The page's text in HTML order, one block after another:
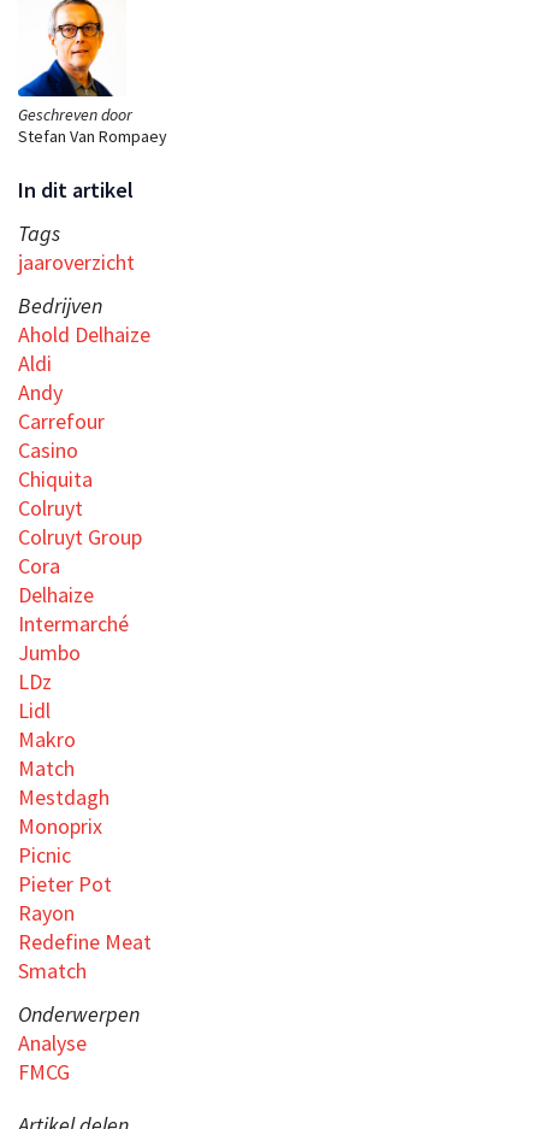
Geschreven door
Stefan Van Rompaey
In dit artikel
Tags
jaaroverzicht
Bedrijven
Ahold Delhaize
Aldi
Andy
Carrefour
Casino
Chiquita
Colruyt
Colruyt Group
Cora
Delhaize
Intermarché
Jumbo
LDz
Lidl
Makro
Match
Mestdagh
Monoprix
Picnic
Pieter Pot
Rayon
Redefine Meat
Smatch
Onderwerpen
Analyse
FMCG